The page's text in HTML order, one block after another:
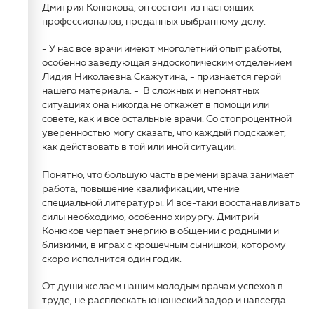
Дмитрия Конюкова, он состоит из настоящих
профессионалов, преданных выбранному делу.
- У нас все врачи имеют многолетний опыт работы,
особенно заведующая эндоскопическим отделением
Лидия Николаевна Скажутина, - признается герой
нашего материала. - В сложных и непонятных
ситуациях она никогда не откажет в помощи или
совете, как и все остальные врачи. Со стопроцентной
уверенностью могу сказать, что каждый подскажет,
как действовать в той или иной ситуации.
Понятно, что большую часть времени врача занимает
работа, повышение квалификации, чтение
специальной литературы. И все-таки восстанавливать
силы необходимо, особенно хирургу. Дмитрий
Конюков черпает энергию в общении с родными и
близкими, в играх с крошечным сынишкой, которому
скоро исполнится один годик.
От души желаем нашим молодым врачам успехов в
труде, не расплескать юношеский задор и навсегда